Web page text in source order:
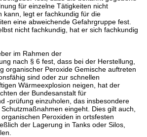
für einzelne Tätigkeiten nicht
kann, legt er fachkundig für die
eine abweichende Gefahrgruppe fest.
nicht fachkundig, hat er sich fachkundig
im Rahmen der
nach § 6 fest, dass bei der Herstellung,
organischer Peroxide Gemische auftreten
sind oder zur schnellen
Wärmeexplosion neigen, hat der
der Bundesanstalt für
-prüfung einzuholen, das insbesondere
eingeht. Dies gilt auch,
Peroxiden in ortsfesten
der Lagerung in Tanks oder Silos,